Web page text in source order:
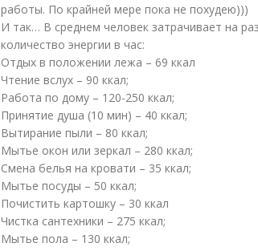
работы. По крайней мере пока не похудею)))
И так… В среднем человек затрачивает на
количество энергии в час:
Отдых в положении лежа – 69 ккал
Чтение вслух – 90 ккал;
Работа по дому – 120-250 ккал;
Принятие душа (10 мин) – 40 ккал;
Вытирание пыли – 80 ккал;
Мытье окон или зеркал – 280 ккал;
Смена белья на кровати – 35 ккал;
Мытье посуды – 50 ккал;
Почистить картошку – 30 ккал
Чистка сантехники – 275 ккал;
Мытье пола – 130 ккал;